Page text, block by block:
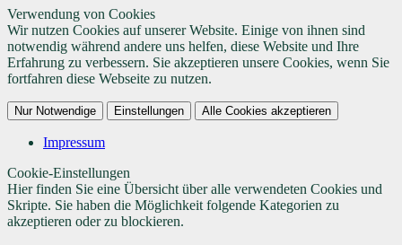
Verwendung von Cookies
Wir nutzen Cookies auf unserer Website. Einige von ihnen sind
notwendig während andere uns helfen, diese Website und Ihre
Erfahrung zu verbessern. Sie akzeptieren unsere Cookies, wenn Sie
fortfahren diese Webseite zu nutzen.
Nur Notwendige Einstellungen Alle Cookies akzeptieren
Impressum
Cookie-Einstellungen
Hier finden Sie eine Übersicht über alle verwendeten Cookies und
Skripte. Sie haben die Möglichkeit folgende Kategorien zu
akzeptieren oder zu blockieren.